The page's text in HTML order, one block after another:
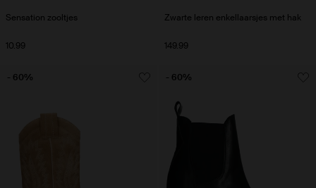
Sensation zooltjes
10.99
Zwarte leren enkellaarsjes met hak
149.99
- 60% - 60%